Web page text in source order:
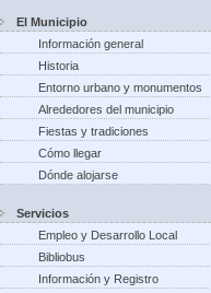
El Municipio
Información general
Historia
Entorno urbano y monumentos
Alrededores del municipio
Fiestas y tradiciones
Cómo llegar
Dónde alojarse
Servicios
Empleo y Desarrollo Local
Bibliobus
Información y Registro